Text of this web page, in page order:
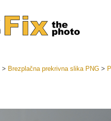
> Brezplačna prekrivna slika PNG>